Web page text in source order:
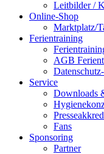
Leitbilder /
Online-Shop
Marktplatz/
Ferientraining
AGB
Service
Downloads
Fans
Sponsoring
Partner